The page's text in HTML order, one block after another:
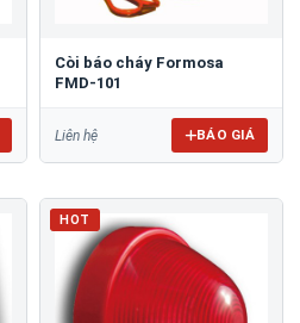
Còi báo cháy Formosa
FMD-101
Liên hệ BÁO GIÁ
HOT